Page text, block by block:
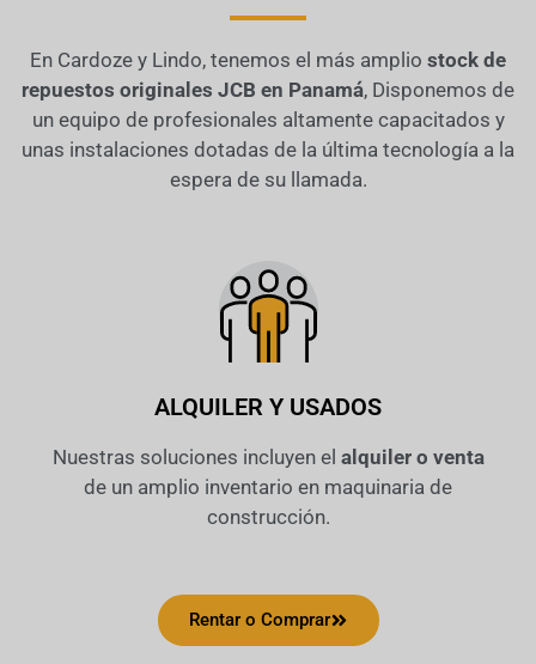
En Cardoze y Lindo, tenemos el más amplio stock de
repuestos originales JCB en Panamá, Disponemos de
un equipo de profesionales altamente capacitados y
unas instalaciones dotadas de la última tecnología a la
espera de su llamada.
ALQUILER Y USADOS
Nuestras soluciones incluyen el alquiler o venta
de un amplio inventario en maquinaria de
construcción.
Rentar o Comprar